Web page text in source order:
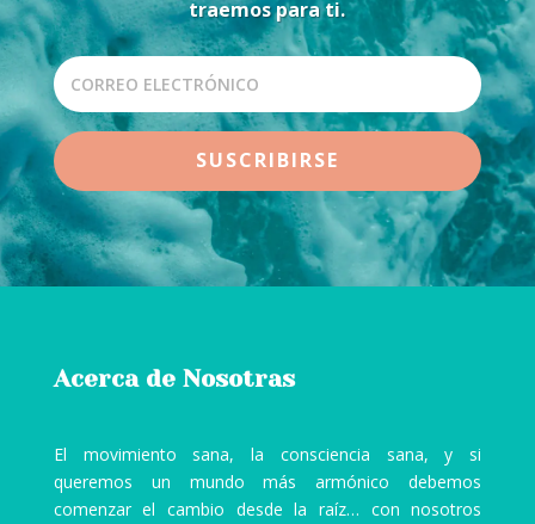
traemos para ti.
SUSCRIBIRSE
Acerca de Nosotras
El movimiento sana, la consciencia sana, y si
queremos un mundo más armónico debemos
comenzar el cambio desde la raíz… con nosotros